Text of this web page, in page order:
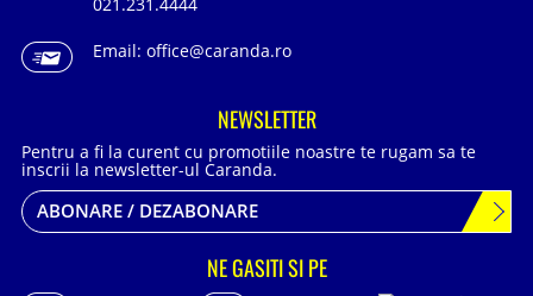
Email: office@caranda.ro
NEWSLETTER
Pentru a fi la curent cu promotiile noastre te rugam sa te
inscrii la newsletter-ul Caranda.
ABONARE / DEZABONARE
NE GASITI SI PE